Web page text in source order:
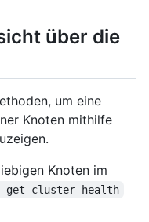
über die
um eine
Knoten mithilfe
Knoten im
get-cluster-health